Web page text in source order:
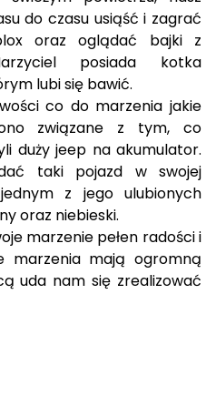
do czasu usiąść i zagrać
oraz oglądać bajki z
posiada kotka
lubi się bawić.
co do marzenia jakie
związane z tym, co
duży jeep na akumulator.
taki pojazd w swojej
z jego ulubionych
oraz niebieski.
marzenie pełen radości i
marzenia mają ogromną
uda nam się zrealizować